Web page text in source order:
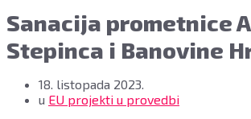
Sanacija prometnice
Stepinca i Banovine
18. listopada 2023.
u EU projekti u provedbi